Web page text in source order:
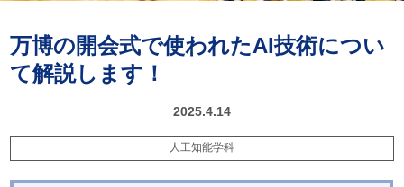
万博の開会式で使われたAI技術につい
て解説します！
2025.4.14
人工知能学科